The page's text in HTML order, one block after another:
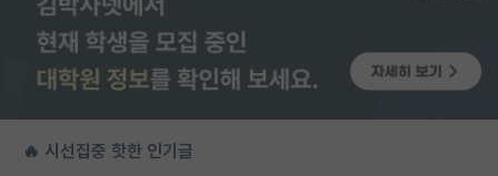
🔥 시선집중 핫한 인기글